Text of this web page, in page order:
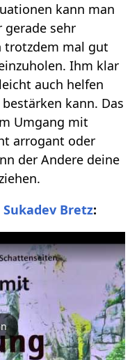
kann man
gerade sehr
trotzdem mal gut
Ihm klar
auch helfen
kann. Das
Umgang mit
arrogant oder
der Andere deine
Sukadev Bretz: